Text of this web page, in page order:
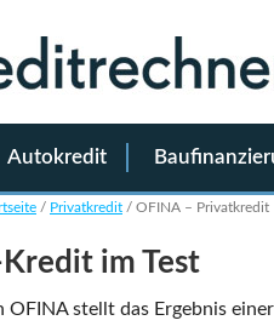
Autokredit
/ Privatkredit / OFINA – Privatkredit
im Test
OFINA stellt das Ergebnis